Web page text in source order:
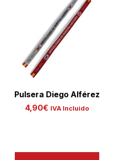
Pulsera Diego Alférez
4,90€ IVA Incluido